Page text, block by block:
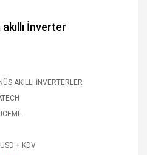
İnverter
AKILLI İNVERTERLER
+ KDV